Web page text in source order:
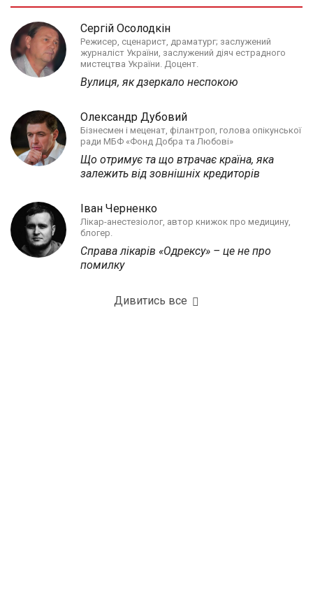
Сергій Осолодкін
Режисер, сценарист, драматург; заслужений
журналіст України, заслужений діяч естрадного
мистецтва України. Доцент.
Вулиця, як дзеркало неспокою
Олександр Дубовий
Бізнесмен і меценат, філантроп, голова опікунської
ради МБФ «Фонд Добра та Любові»
Що отримує та що втрачає країна, яка
залежить від зовнішніх кредиторів
Іван Черненко
Лікар-анестезіолог, автор книжок про медицину,
блогер.
Справа лікарів «Одрексу» – це не про
помилку
Дивитись все